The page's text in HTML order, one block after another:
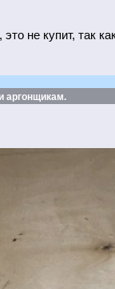
не купит, так
аргонщикам.